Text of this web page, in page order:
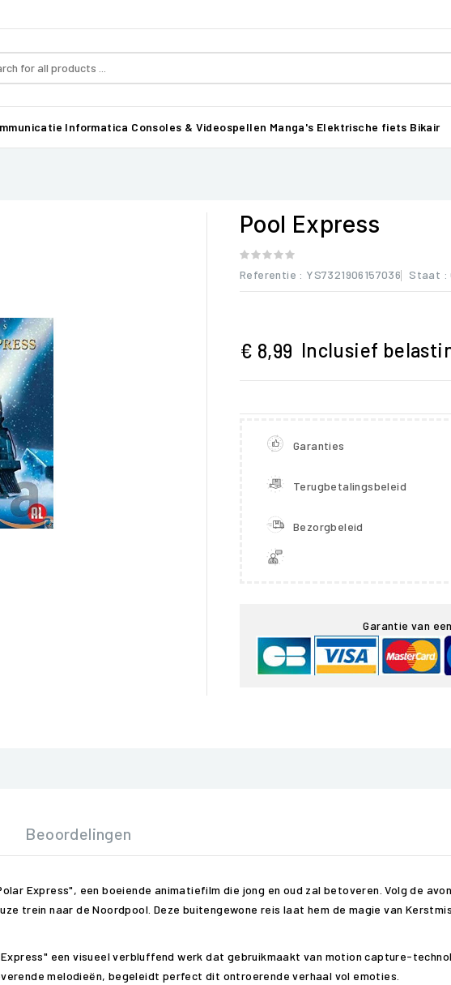
Informatica Consoles & Videospellen Manga's Elektrische fiets Bikair
Pool Express
Referentie : YS7321906157036 Staat :
€ 8,99 Inclusief
Garanties
Terugbetalingsbeleid
Bezorgbeleid
Garantie van
Beoordelingen
Express", een boeiende animatiefilm die jong en oud zal betoveren. Volg de
trein naar de Noordpool. Deze buitengewone reis laat hem de magie van
een visueel verbluffend werk dat gebruikmaakt van motion capture-
melodieën, begeleidt perfect dit ontroerende verhaal vol emoties.